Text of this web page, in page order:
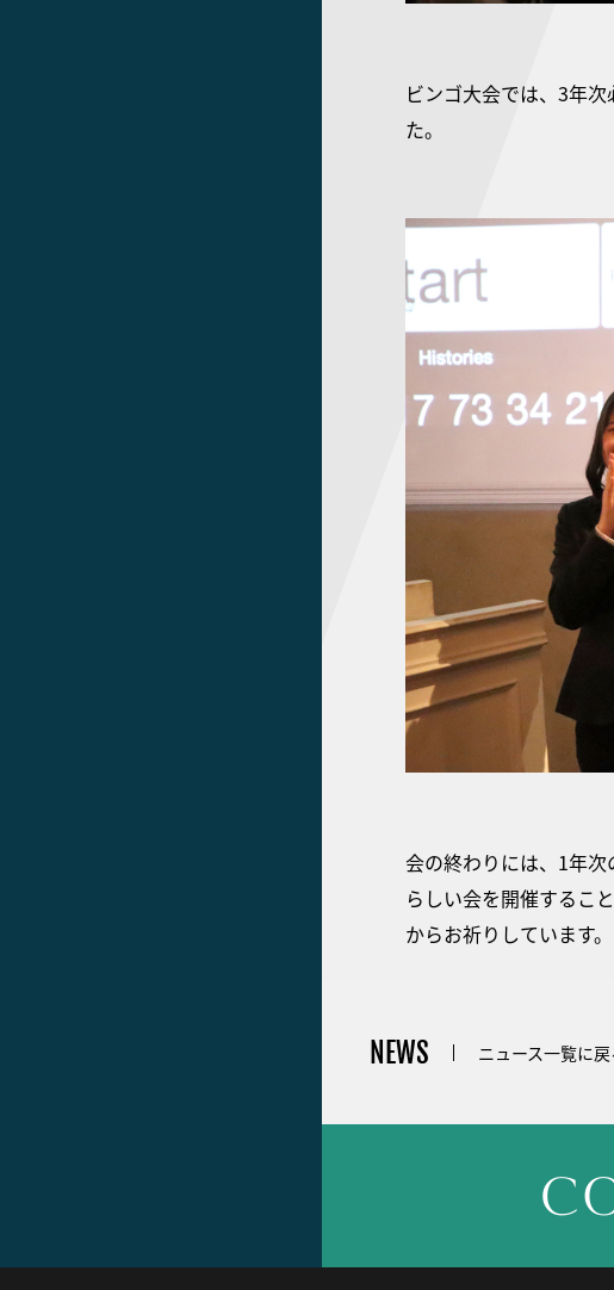
ビンゴ大会では、3年
た。
会の終わりには、1年
らしい会を開催するこ
からお祈りしています。
NEWS ニュース一覧に戻